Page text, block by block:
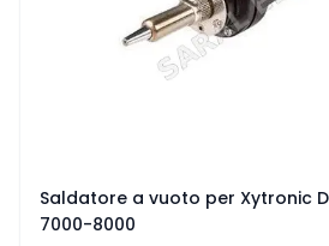
Saldatore a vuoto per Xytronic
7000-8000